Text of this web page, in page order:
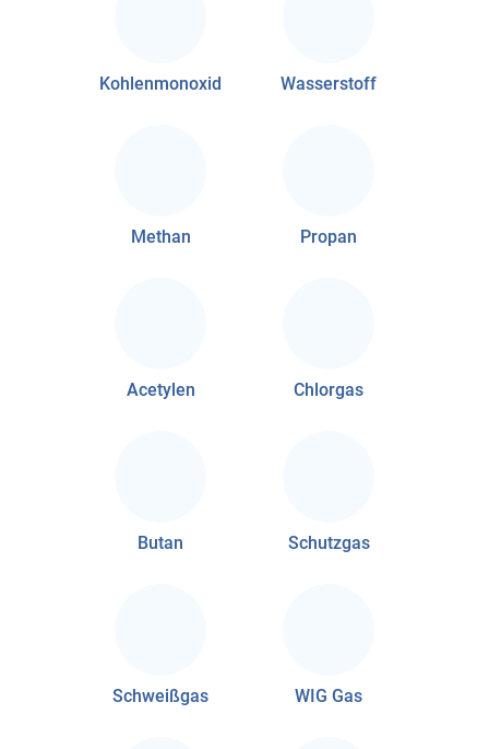
Kohlenmonoxid Wasserstoff
Methan Propan
Acetylen Chlorgas
Butan Schutzgas
Schweißgas WIG Gas